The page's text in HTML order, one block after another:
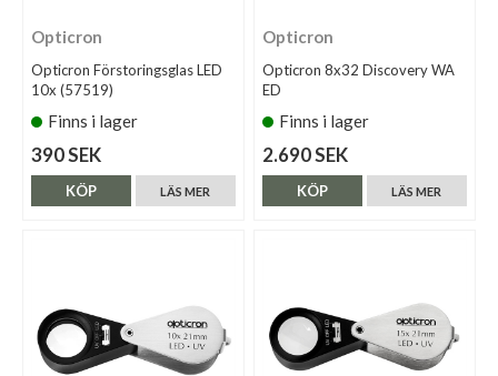
Opticron
Opticron Förstoringsglas LED
10x (57519)
Finns i lager
390 SEK
LÄS MER
KÖP
Opticron
Opticron 8x32 Discovery WA
ED
Finns i lager
2.690 SEK
LÄS MER
KÖP